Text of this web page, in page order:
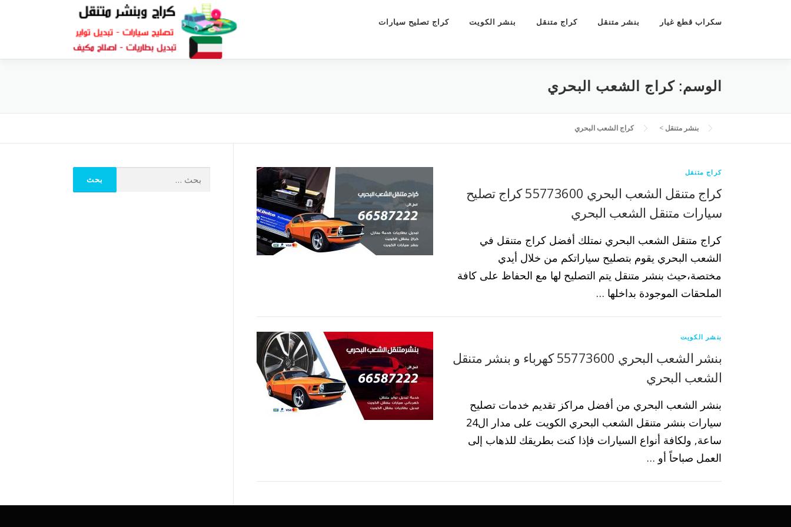
كراج تصليح سيارات بنشر الكويت كراج متنقل بنشر متنقل سكراب قطع غيار
الوسم:كراج الشعب البحري
بنشر متنقل > كراج الشعب البحري
كراج متنقل
كراج متنقل الشعب البحري 55773600 كراج تصليح
سيارات متنقل الشعب البحري
كراج متنقل الشعب البحري نمتلك أفضل كراج متنقل في
الشعب البحري يقوم بتصليح سياراتكم من خلال أيدي
مختصة،حيث بنشر متنقل يتم التصليح لها مع الحفاظ على كافة
الملحقات الموجودة بداخلها …
بنشر الكويت
بنشر الشعب البحري 55773600 كهرباء و بنشر متنقل
الشعب البحري
بنشر الشعب البحري من أفضل مراكز تقديم خدمات تصليح
سيارات بنشر متنقل الشعب البحري الكويت على مدار ال24
ساعة, ولكافة أنواع السيارات فإذا كنت بطريقك للذهاب إلى
العمل صباحاً أو …